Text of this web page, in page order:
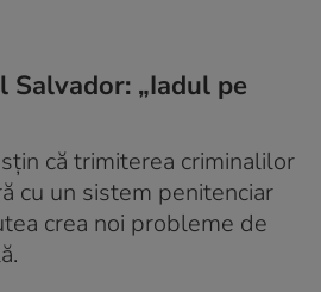
Salvador: „Iadul pe
că trimiterea criminalilor
cu un sistem penitenciar
crea noi probleme de